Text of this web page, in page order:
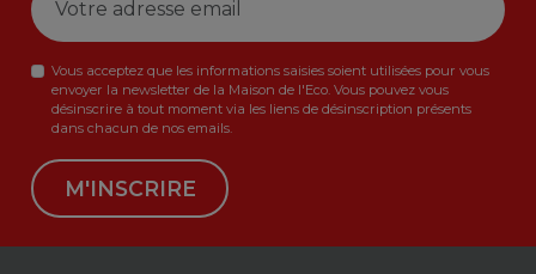
Vous acceptez que les informations saisies soient utilisées pour vous
envoyer la newsletter de la Maison de l'Eco. Vous pouvez vous
désinscrire à tout moment via les liens de désinscription présents
dans chacun de nos emails.
M'INSCRIRE